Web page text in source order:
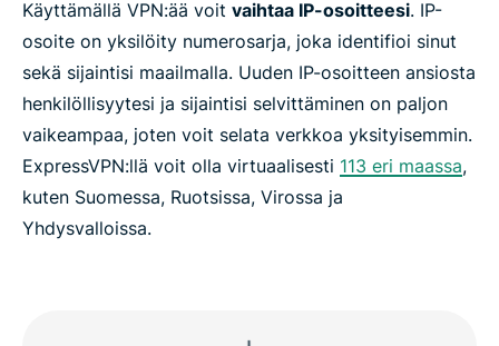
Käyttämällä VPN:ää voit vaihtaa IP-osoitteesi. IP-
osoite on yksilöity numerosarja, joka identifioi sinut
sekä sijaintisi maailmalla. Uuden IP-osoitteen ansiosta
henkilöllisyytesi ja sijaintisi selvittäminen on paljon
vaikeampaa, joten voit selata verkkoa yksityisemmin.
ExpressVPN:llä voit olla virtuaalisesti 113 eri maassa,
kuten Suomessa, Ruotsissa, Virossa ja
Yhdysvalloissa.